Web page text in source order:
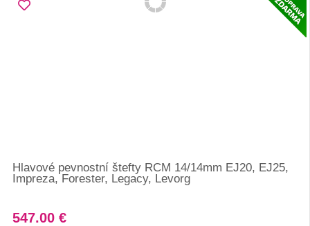
Hlavové pevnostní štefty RCM 14/14mm EJ20, EJ25,
Impreza, Forester, Legacy, Levorg
547.00 €